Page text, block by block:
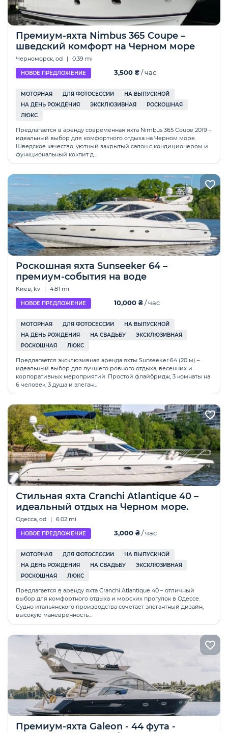
Премиум-яхта Nimbus 365 Coupe –
шведский комфорт на Черном море
Черноморск, od | 0.39 mi
НОВОЕ ПРЕДЛОЖЕНИЕ 3,500 ₴/ час
МОТОРНАЯ ДЛЯ ФОТОСЕССИИ
НА ВЫПУСКНОЙ
НА ДЕНЬ РОЖДЕНИЯ
ЭКСКЛЮЗИВНАЯ
РОСКОШНАЯ
ЛЮКС
Предлагается в аренду современная яхта Nimbus 365 Coupe 2019 –
идеальный выбор для комфортного отдыха на Черном море.
Шведское качество, уютный закрытый салон с кондиционером и
функциональный кокпит д...
Роскошная яхта Sunseeker 64 –
премиум-события на воде
Киев, kv | 4.81 mi
НОВОЕ ПРЕДЛОЖЕНИЕ 10,000 ₴/ час
МОТОРНАЯ ДЛЯ ФОТОСЕССИИ
НА ВЫПУСКНОЙ
НА ДЕНЬ РОЖДЕНИЯ
НА СВАДЬБУ
ЭКСКЛЮЗИВНАЯ
РОСКОШНАЯ
ЛЮКС
Предлагается эксклюзивная аренда яхты Sunseeker 64 (20 м) –
идеальный выбор для лучшего ровного отдыха, весенних и
корпоративных мероприятий. Простой флайбридж, 3 комнаты на
6 человек, 3 душа и элеган...
Стильная яхта Cranchi Atlantique 40 –
идеальный отдых на Черном море.
Одесса, od | 6.02 mi
НОВОЕ ПРЕДЛОЖЕНИЕ 3,000 ₴/ час
МОТОРНАЯ ДЛЯ ФОТОСЕССИИ
НА ВЫПУСКНОЙ
НА ДЕНЬ РОЖДЕНИЯ
НА СВАДЬБУ
ЭКСКЛЮЗИВНАЯ
РОСКОШНАЯ
ЛЮКС
Предлагается в аренду яхта Cranchi Atlantique 40 – отличный
выбор для комфортного отдыха и морских прогулок в Одессе.
Судно итальянского производства сочетает элегантный дизайн,
высокую маневренность...
Премиум-яхта Galeon - 44 фута -